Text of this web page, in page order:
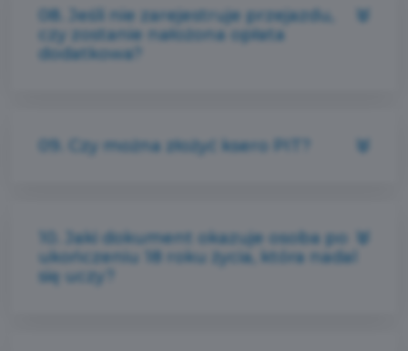
08. Jeśli nie zarejestruje przejazdu,
czy zostanie nałożona opłata
dodatkowa?
09. Czy można złożyć ksero PIT?
10. Jaki dokument okazuje osoba po
ukończeniu 18 roku życia, która nadal
się uczy?